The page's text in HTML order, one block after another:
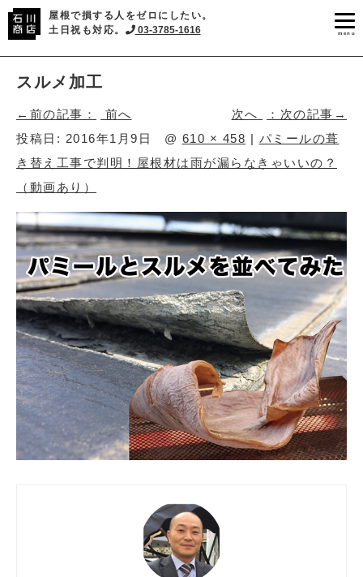
屋根で損する人をゼロにしたい。
土日祝も対応。
03-3785-1616 menu
スルメ加工
前へ
次へ
投稿日: 2016年1月9日 @ 610 × 458 | パミールの葺
き替え工事で判明！屋根材は雨が漏らなきゃいいの？
（動画あり）